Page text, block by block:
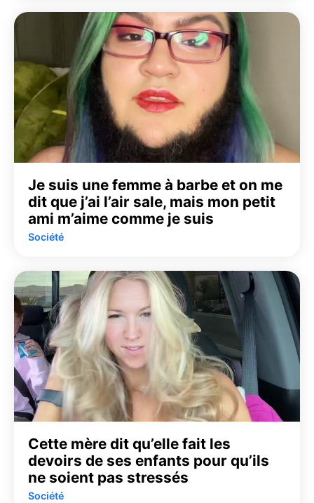
Je suis une femme à barbe et on me
dit que j’ai l’air sale, mais mon petit
ami m’aime comme je suis
Société
Cette mère dit qu’elle fait les
devoirs de ses enfants pour qu’ils
ne soient pas stressés
Société